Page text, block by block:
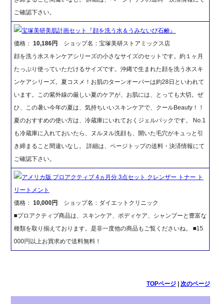
ご確認下さい。
宝塚美研美肌計画セット『顔を洗う水＆うみないび石鹸』
価格：10,186円
ショップ名：宝塚美研ストアミックス店
顔を洗う水スキンケアシリーズの小さなサイズのセットです。約１ヶ月
たっぷり使っていただけるサイズです。沖縄で生まれた顔を洗う水スキ
ンケアシリーズ。夏コスメ！お肌のターンオーバーは約28日といわれて
います。この紫外線の厳しい夏のケアが、お肌には、とっても大切。ぜ
ひ、この暑い今年の夏は、気持ちいいスキンケアで、クールBeauty！！
夏のおすすめの使い方は、冷蔵庫にいれておくジェルパックです。 No.1
も冷蔵庫に入れておいたら、ヌルヌル洗顔も、開いた毛穴がキュっと引
き締まること間違いなし。 詳細は、ページトップの送料・決済情報にて
ご確認下さい。
アメリカ版 プロアクティブ 4ヵ月分 3点セット クレンザー トナー ト
リートメント
価格：10,000円
ショップ名：ダイエットクリニック
■プロアクティブ商品は、スキンケア、ボディケア、シャンプーと豊富な
種類を取り揃えております。是非一度他の商品もご覧くださいね。 ■15
000円以上お買求めで送料無料！
TOPページ| 次のページ